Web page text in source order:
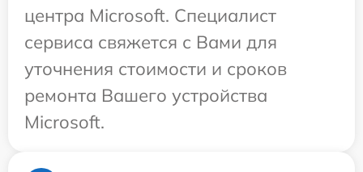
центра Microsoft. Специалист
сервиса свяжется с Вами для
уточнения стоимости и сроков
ремонта Вашего устройства
Microsoft.